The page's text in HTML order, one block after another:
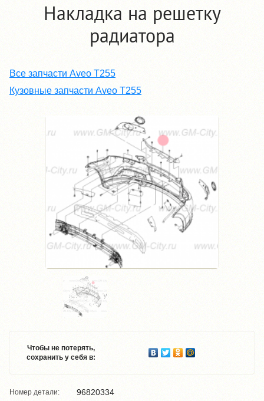
Накладка на решетку
радиатора
Все запчасти Aveo T255
Кузовные запчасти Aveo T255
Чтобы не потерять,
сохранить у себя в:
Номер детали: 96820334